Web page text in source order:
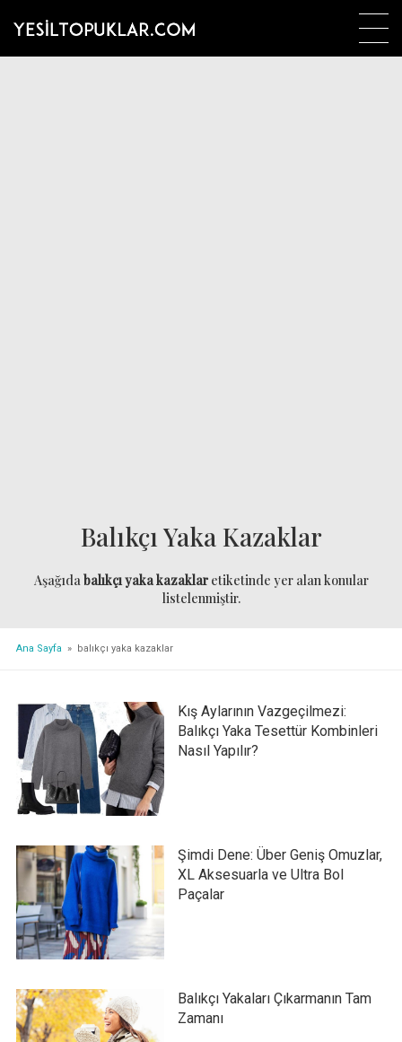
Balıkçı Yaka Kazaklar
Aşağıdabalıkçı yaka kazaklaretiketinde yer alan konular
listelenmiştir.
Ana Sayfa » balıkçı yaka kazaklar
Kış Aylarının Vazgeçilmezi:
Balıkçı Yaka Tesettür Kombinleri
Nasıl Yapılır?
Şimdi Dene: Über Geniş Omuzlar,
XL Aksesuarla ve Ultra Bol
Paçalar
Balıkçı Yakaları Çıkarmanın Tam
Zamanı